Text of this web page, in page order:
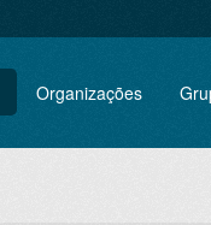
Organizações